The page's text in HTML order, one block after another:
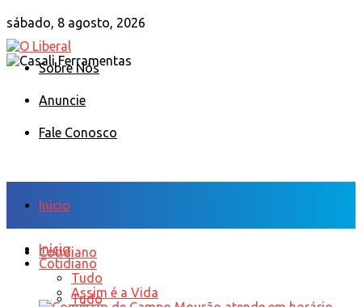
sábado, 8 agosto, 2026
Sobre Nós
Anuncie
Fale Conosco
Início
Cotidiano
Tudo
Início
Cotidiano
Tudo
Assim é a Vida